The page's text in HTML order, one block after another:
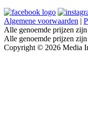
Algemene voorwaarden |
Alle genoemde prijzen
Alle genoemde prijzen
Copyright © 2026 Media